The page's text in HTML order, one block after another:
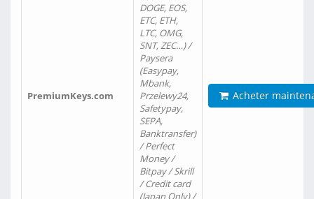
PremiumKeys.com
DOGE, EOS,
ETC, ETH,
LTC, OMG,
SNT, ZEC…) /
Paysera
(Easypay,
Mbank,
Przelewy24,
Safetypay,
SEPA,
Banktransfer)
/ Perfect
Money /
Bitpay / Skrill
/ Credit card
(Japan Only) /
Acheter